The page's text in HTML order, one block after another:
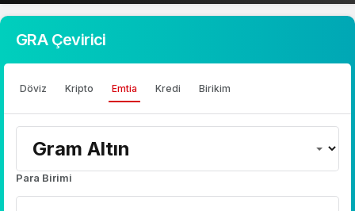
GRA Çevirici
Döviz Kripto Emtia Kredi Birikim
Para Birimi